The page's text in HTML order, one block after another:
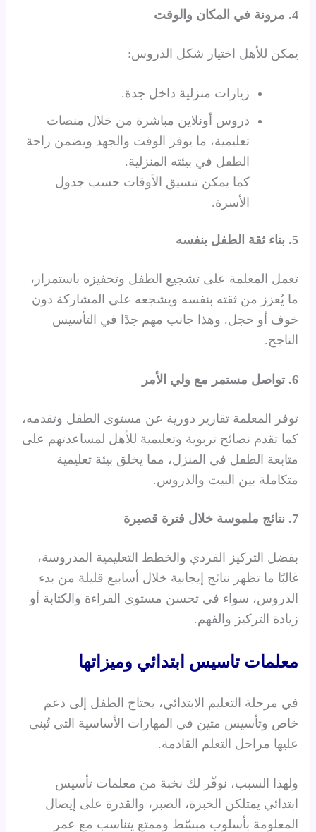
4. مرونة في المكان والوقت
يمكن للأهل اختيار شكل الدروس:
زيارات منزلية داخل جدة.
دروس أونلاين مباشرة من خلال منصات
تعليمية، ما يوفر الوقت والجهد ويضمن راحة
الطفل في بيئته المنزلية.
كما يمكن تنسيق الأوقات حسب جدول
الأسرة.
5. بناء ثقة الطفل بنفسه
تعمل المعلمة على تشجيع الطفل وتحفيزه باستمرار،
ما يُعزز من ثقته بنفسه ويشجعه على المشاركة دون
خوف أو خجل. وهذا جانب مهم جدًا في التأسيس
الناجح.
6. تواصل مستمر مع ولي الأمر
توفر المعلمة تقارير دورية عن مستوى الطفل وتقدمه،
كما تقدم نصائح تربوية وتعليمية للأهل لمساعدتهم على
متابعة الطفل في المنزل، مما يخلق بيئة تعليمية
متكاملة بين البيت والدروس.
7. نتائج ملموسة خلال فترة قصيرة
بفضل التركيز الفردي والخطط التعليمية المدروسة،
غالبًا ما تظهر نتائج إيجابية خلال أسابيع قليلة من بدء
الدروس، سواء في تحسن مستوى القراءة والكتابة أو
زيادة التركيز والفهم.
معلمات تاسيس ابتدائي وميزاتها
في مرحلة التعليم الابتدائي، يحتاج الطفل إلى دعم
خاص وتأسيس متين في المهارات الأساسية التي تُبنى
عليها مراحل التعلم القادمة.
ولهذا السبب، نوفّر لك نخبة من معلمات تأسيس
ابتدائي يمتلكن الخبرة، الصبر، والقدرة على إيصال
المعلومة بأسلوب مبسّط وممتع يتناسب مع عمر